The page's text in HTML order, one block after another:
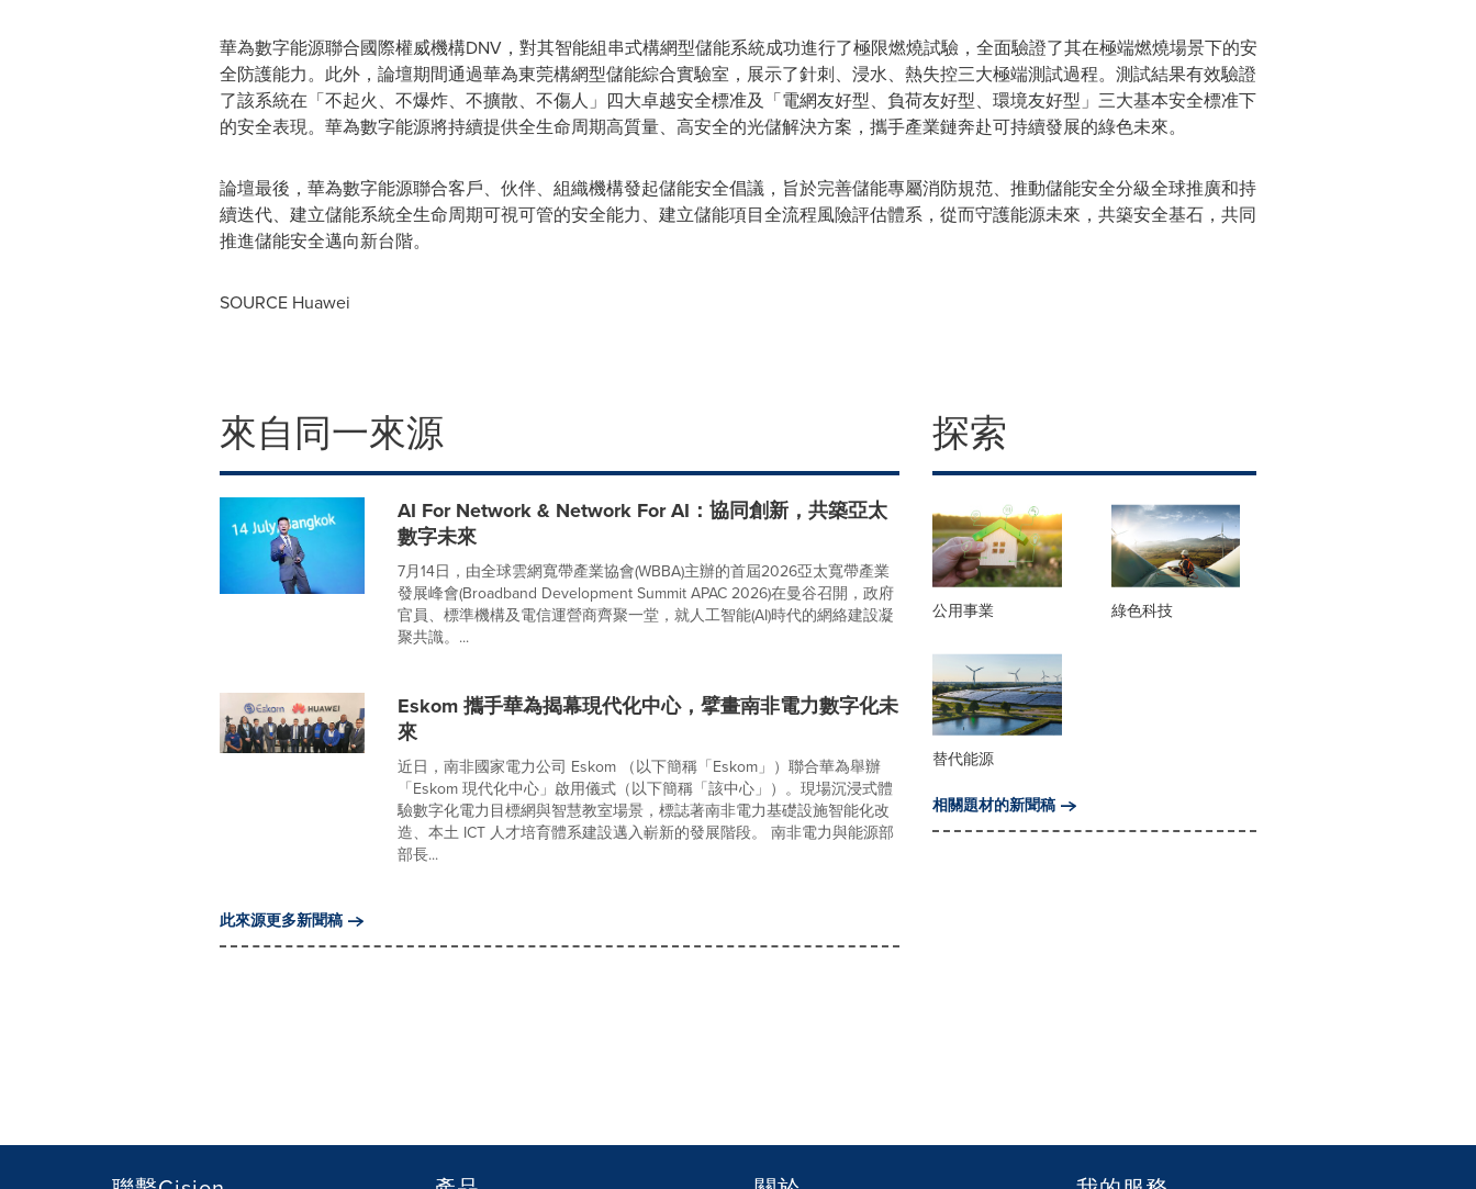
華為數字能源聯合國際權威機構DNV，對其智能組串式構網型儲能系統成功進行了極限燃燒試驗，全面驗證了其在極端燃燒場景下的安
全防護能力。此外，論壇期間通過華為東莞構網型儲能綜合實驗室，展示了針刺、浸水、熱失控三大極端測試過程。測試結果有效驗證
了該系統在「不起火、不爆炸、不擴散、不傷人」四大卓越安全標准及「電網友好型、負荷友好型、環境友好型」三大基本安全標准下
的安全表現。華為數字能源將持續提供全生命周期高質量、高安全的光儲解決方案，攜手產業鏈奔赴可持續發展的綠色未來。
論壇最後，華為數字能源聯合客戶、伙伴、組織機構發起儲能安全倡議，旨於完善儲能專屬消防規范、推動儲能安全分級全球推廣和持
續迭代、建立儲能系統全生命周期可視可管的安全能力、建立儲能項目全流程風險評估體系，從而守護能源未來，共築安全基石，共同
推進儲能安全邁向新台階。
SOURCE Huawei
來自同一來源
AI For Network & Network For AI：協同創新，共築亞太
數字未來
7月14日，由全球雲網寬帶產業協會(WBBA)主辦的首屆2026亞太寬帶產業
發展峰會(Broadband Development Summit APAC 2026)在曼谷召開，政府
官員、標準機構及電信運營商齊聚一堂，就人工智能(AI)時代的網絡建設凝
聚共識。...
Eskom 攜手華為揭幕現代化中心，擘畫南非電力數字化未
來
近日，南非國家電力公司 Eskom （以下簡稱「Eskom」）聯合華為舉辦
「Eskom 現代化中心」啟用儀式（以下簡稱「該中心」）。現場沉浸式體
驗數字化電力目標網與智慧教室場景，標誌著南非電力基礎設施智能化改
造、本土 ICT 人才培育體系建設邁入嶄新的發展階段。 南非電力與能源部
部長...
此來源更多新聞稿
探索
公用事業 綠色科技
替代能源
相關題材的新聞稿